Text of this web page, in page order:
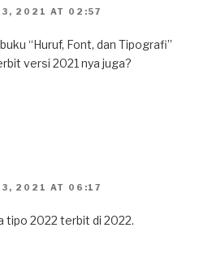
2021 AT 02:57
“Huruf, Font, dan Tipografi”
versi 2021 nya juga?
2021 AT 06:17
tipo 2022 terbit di 2022.